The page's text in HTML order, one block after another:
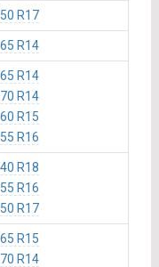
R17
R14
R14
R14
R15
R16
R18
R16
R17
R15
R14